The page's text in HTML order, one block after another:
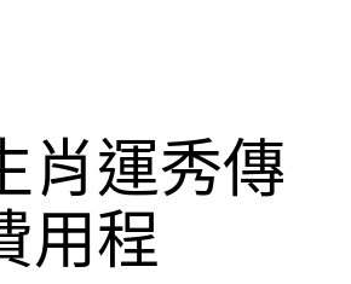
肖運秀傳
用程